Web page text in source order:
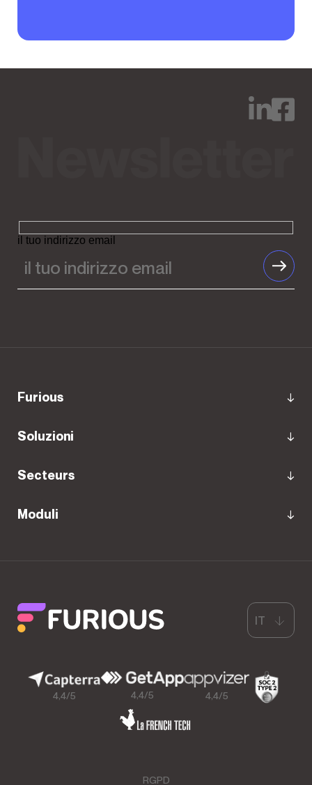
il tuo indirizzo email
Furious
Soluzioni
Secteurs
Moduli
4,4/5 4,4/5 4,4/5
RGPD
IT